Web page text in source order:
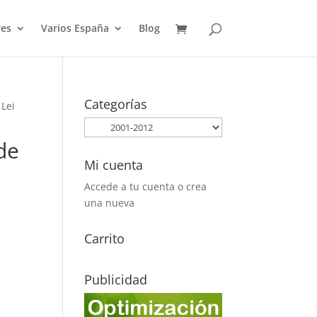
Varios España Blog
Categorías
Mi cuenta
Accede a tu cuenta o crea
una nueva
Carrito
Publicidad